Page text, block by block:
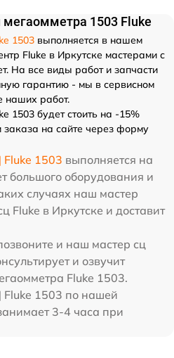
1503 Fluke
1503 выполняется в нашем
Fluke в Иркутске мастерами с
На все виды работ и запчасти
гарантию - мы в сервисном
наших работ.
1503 будет стоить на -15%
на сайте через форму
1503 выполняется на
большого оборудования и
случаях наш мастер
Fluke в Иркутске и доставит
и наш мастер сц
и озвучит
Fluke 1503.
Fluke 1503 по нашей
3-4 часа при